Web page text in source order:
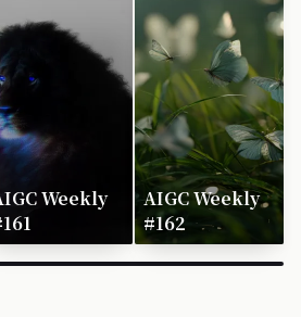
Weekly
AIGC Weekly
#162